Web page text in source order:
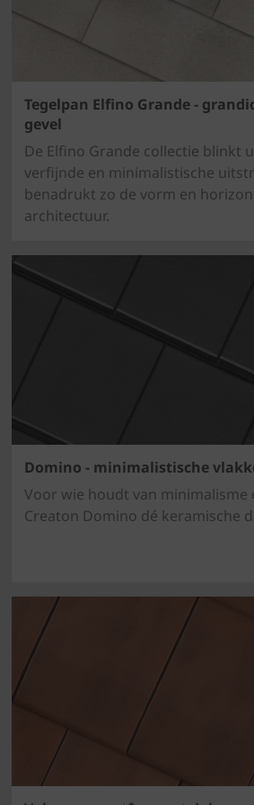
Tegelpan Elfino Grande -
gevel
De Elfino Grande collectie blinkt
verfijnde en minimalistische
benadrukt zo de vorm en
architectuur.
Domino - minimalistische
Voor wie houdt van minimalisme
Creaton Domino dé keramische